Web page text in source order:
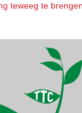
teweeg te brengen